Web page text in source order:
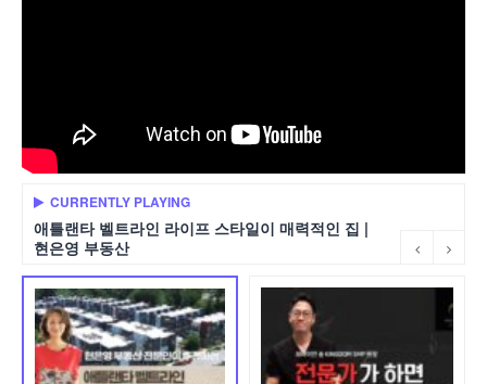
CURRENTLY PLAYING
애틀랜타 벨트라인 라이프 스타일이 매력적인 집 |
현은영 부동산